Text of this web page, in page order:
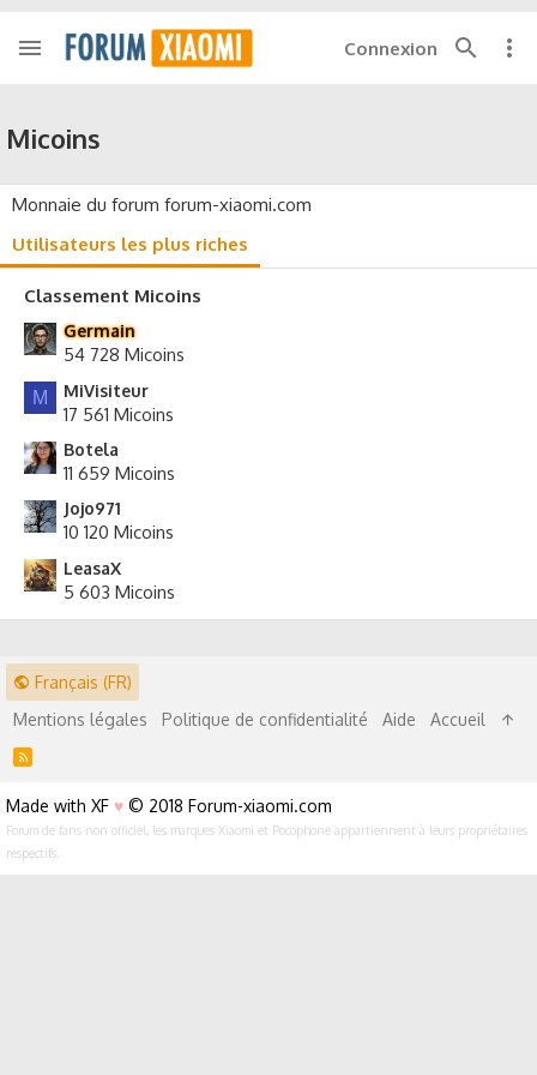
Connexion
Micoins
Monnaie du forum forum-xiaomi.com
Utilisateurs les plus riches
Classement Micoins
Germain
54 728 Micoins
M MiVisiteur
17 561 Micoins
Botela
11 659 Micoins
Jojo971
10 120 Micoins
LeasaX
5 603 Micoins
Français (FR)
Mentions légales
Politique de confidentialité Aide Accueil
R
Made with XF ♥ © 2018 Forum-xiaomi.com
Forum de fans non officiel, les marques Xiaomi et Pocophone appartiennent à leurs propriétaires
respectifs.